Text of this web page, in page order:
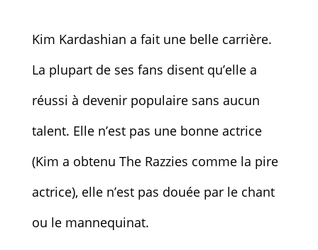
Kim Kardashian a fait une belle carrière.
La plupart de ses fans disent qu’elle a
réussi à devenir populaire sans aucun
talent. Elle n’est pas une bonne actrice
(Kim a obtenu The Razzies comme la pire
actrice), elle n’est pas douée par le chant
ou le mannequinat.